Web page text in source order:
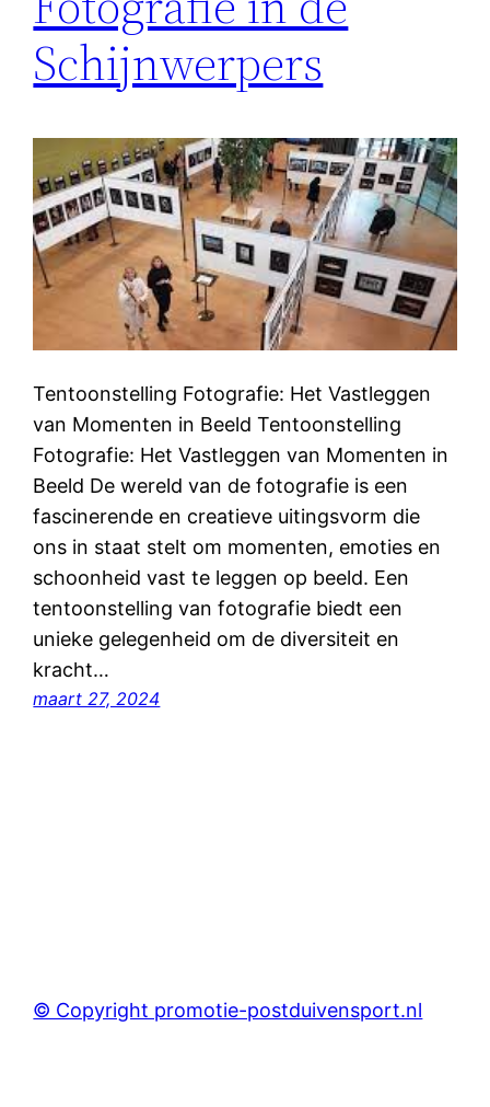
Schijnwerpers
Tentoonstelling Fotografie: Het Vastleggen
van Momenten in Beeld Tentoonstelling
Fotografie: Het Vastleggen van Momenten in
Beeld De wereld van de fotografie is een
fascinerende en creatieve uitingsvorm die
ons in staat stelt om momenten, emoties en
schoonheid vast te leggen op beeld. Een
tentoonstelling van fotografie biedt een
unieke gelegenheid om de diversiteit en
kracht…
maart 27, 2024
© Copyright promotie-postduivensport.nl